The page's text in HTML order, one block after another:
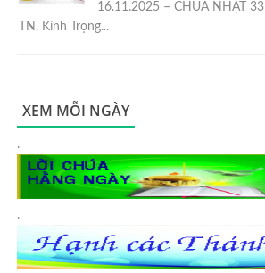
16.11.2025 – CHÚA NHẬT 33
TN. Kính Trọng...
XEM MỖI NGÀY
.
.